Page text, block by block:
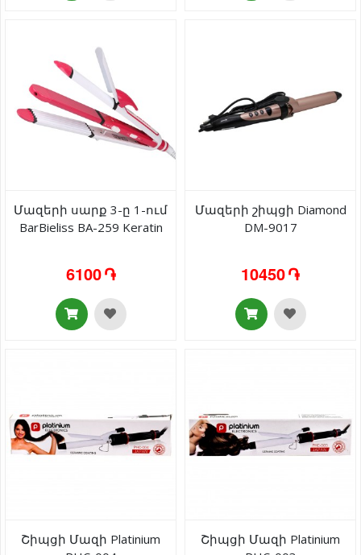
Մազերի սարք 3-ը 1-ում
BarBieliss BA-259 Keratin
6100 ֏
Մազերի շիպցի Diamond
DM-9017
10450 ֏
Շիպցի Մազի Platinium
Շիպցի Մազի Platinium